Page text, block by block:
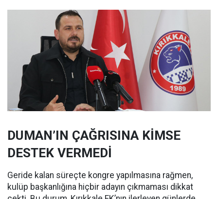
DUMAN’IN ÇAĞRISINA KİMSE
DESTEK VERMEDİ
Geride kalan süreçte kongre yapılmasına rağmen,
kulüp başkanlığına hiçbir adayın çıkmaması dikkat